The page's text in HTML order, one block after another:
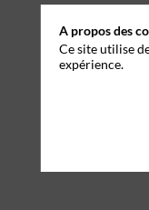
A propos des
Ce site utilise
expérience.